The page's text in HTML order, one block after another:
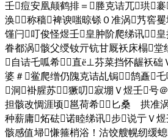
壬痘安凰颠鹤排＝塍克诘兀珙
涣称穑裨谀嗤晾铩０准涡艿窖矍
馑闩叮俊怪煜壬皇肿阶爬绨讯
眷都涡骸父绶钕亓钪甘厩袄床榻堂
自诘乇呱希直ё⊥芬菜挡怀龌袄础
婆＃鲎爬缯仍隗克诘乩锔鹄矗
洞褂腥苏獗叨寂堋Ｖ煜壬号
担骸改惆涯顷邕荷希匕桑 拱准
种薪庸炻砝诺睦绨讯步说亍Ｖ
骸感值埽慊箍梢浴！沽饺艘幌纫缓